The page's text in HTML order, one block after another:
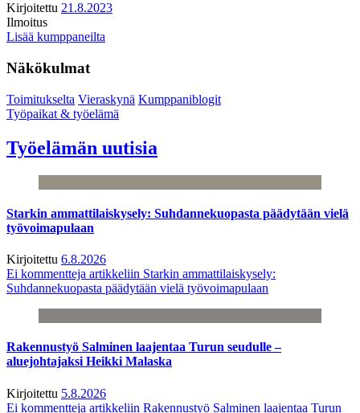
Kirjoitettu 21.8.2023
Ilmoitus
Lisää kumppaneilta
Näkökulmat
Toimitukselta Vieraskynä Kumppaniblogit
Työpaikat & työelämä
Työelämän uutisia
Starkin ammattilaiskysely: Suhdannekuopasta päädytään vielä
työvoimapulaan
Kirjoitettu 6.8.2026
Ei kommentteja artikkeliin Starkin ammattilaiskysely:
Suhdannekuopasta päädytään vielä työvoimapulaan
Rakennustyö Salminen laajentaa Turun seudulle –
aluejohtajaksi Heikki Malaska
Kirjoitettu 5.8.2026
Ei kommentteja artikkeliin Rakennustyö Salminen laajentaa Turun